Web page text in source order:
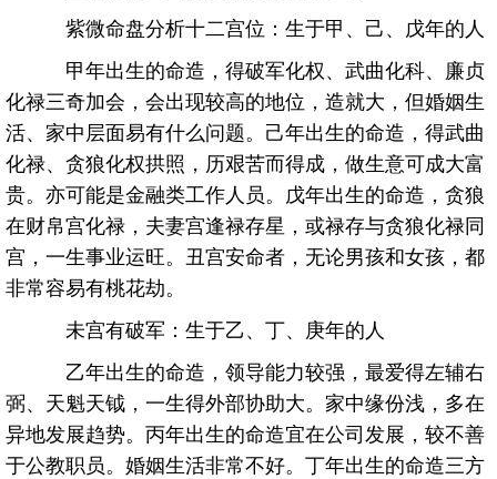
紫微命盘分析十二宫位：生于甲、己、戊年的人
甲年出生的命造，得破军化权、武曲化科、廉贞
化禄三奇加会，会出现较高的地位，造就大，但婚姻生
活、家中层面易有什么问题。己年出生的命造，得武曲
化禄、贪狼化权拱照，历艰苦而得成，做生意可成大富
贵。亦可能是金融类工作人员。戊年出生的命造，贪狼
在财帛宫化禄，夫妻宫逢禄存星，或禄存与贪狼化禄同
宫，一生事业运旺。丑宫安命者，无论男孩和女孩，都
非常容易有桃花劫。
未宫有破军：生于乙、丁、庚年的人
乙年出生的命造，领导能力较强，最爱得左辅右
弼、天魁天钺，一生得外部协助大。家中缘份浅，多在
异地发展趋势。丙年出生的命造宜在公司发展，较不善
于公教职员。婚姻生活非常不好。丁年出生的命造三方